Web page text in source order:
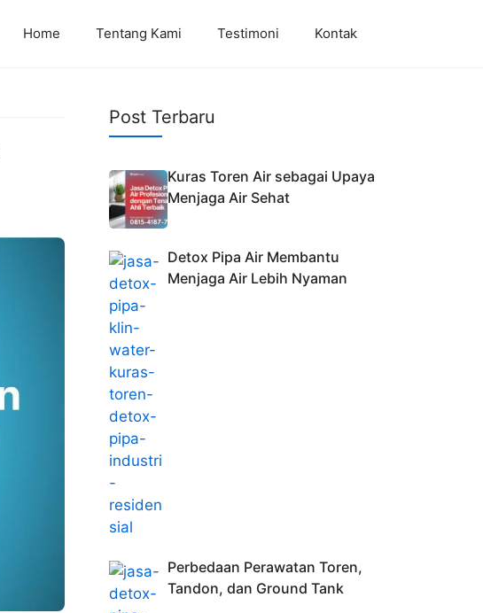
Home Tentang Kami Testimoni Kontak
Post Terbaru
Kuras Toren Air sebagai Upaya
Menjaga Air Sehat
Detox Pipa Air Membantu
Menjaga Air Lebih Nyaman
Perbedaan Perawatan Toren,
Tandon, dan Ground Tank